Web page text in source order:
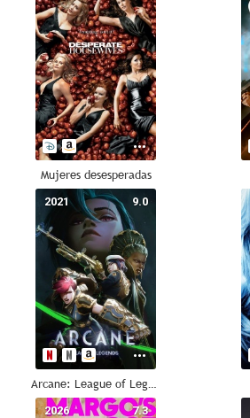
Mujeres desesperadas
9.0
2021
Arcane: League of Legends
7.3
2026